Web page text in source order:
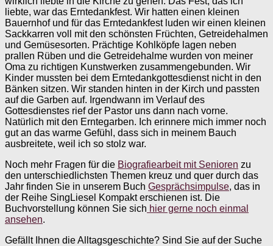
liebte, war das Erntedankfest. Wir hatten einen kleinen
Bauernhof und für das Erntedankfest luden wir einen kleinen
Sackkarren voll mit den schönsten Früchten, Getreidehalmen
und Gemüsesorten. Prächtige Kohlköpfe lagen neben
prallen Rüben und die Getreidehalme wurden von meiner
Oma zu richtigen Kunstwerken zusammengebunden. Wir
Kinder mussten bei dem Erntedankgottesdienst nicht in den
Bänken sitzen. Wir standen hinten in der Kirch und passten
auf die Garben auf. Irgendwann im Verlauf des
Gottesdienstes rief der Pastor uns dann nach vorne.
Natürlich mit den Erntegarben. Ich erinnere mich immer noch
gut an das warme Gefühl, dass sich in meinem Bauch
ausbreitete, weil ich so stolz war.
Noch mehr Fragen für die Biografiearbeit mit Senioren zu
den unterschiedlichsten Themen kreuz und quer durch das
Jahr finden Sie in unserem Buch Gesprächsimpulse, das in
der Reihe SingLiesel Kompakt erschienen ist. Die
Buchvorstellung können Sie sich hier gerne noch einmal
ansehen.
Gefällt Ihnen die Alltagsgeschichte? Sind Sie auf der Suche